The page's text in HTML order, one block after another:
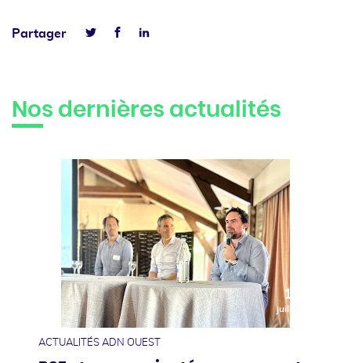
Partager
FacebookLinkedin
Nos dernières actualités
10
juillet
ACTUALITÉS ADN OUEST